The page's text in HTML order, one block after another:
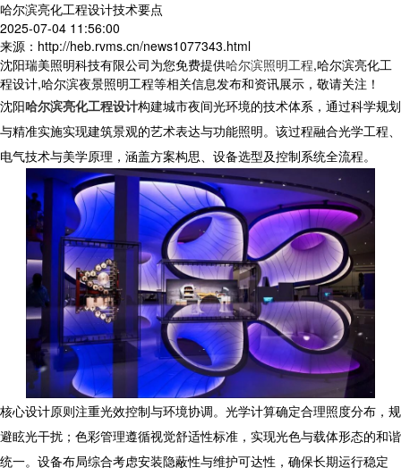
哈尔滨亮化工程设计技术要点
2025-07-04 11:56:00
来源：http://heb.rvms.cn/news1077343.html
沈阳瑞美照明科技有限公司为您免费提供哈尔滨照明工程,哈尔滨亮化工
程设计,哈尔滨夜景照明工程等相关信息发布和资讯展示，敬请关注！
沈阳哈尔滨亮化工程设计构建城市夜间光环境的技术体系，通过科学规划
与精准实施实现建筑景观的艺术表达与功能照明。该过程融合光学工程、
电气技术与美学原理，涵盖方案构思、设备选型及控制系统全流程。
核心设计原则注重光效控制与环境协调。光学计算确定合理照度分布，规
避眩光干扰；色彩管理遵循视觉舒适性标准，实现光色与载体形态的和谐
统一。设备布局综合考虑安装隐蔽性与维护可达性，确保长期运行稳定